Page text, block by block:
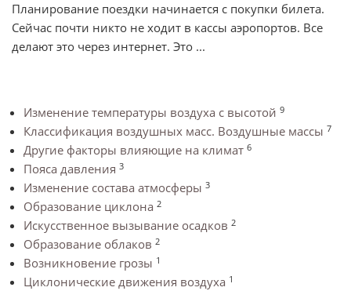
Планирование поездки начинается с покупки билета.
Сейчас почти никто не ходит в кассы аэропортов. Все
делают это через интернет. Это ...
Изменение температуры воздуха с высотой 9
Классификация воздушных масс. Воздушные массы 7
Другие факторы влияющие на климат 6
Пояса давления 3
Изменение состава атмосферы 3
Образование циклона 2
Искусственное вызывание осадков 2
Образование облаков 2
Возникновение грозы 1
Циклонические движения воздуха 1